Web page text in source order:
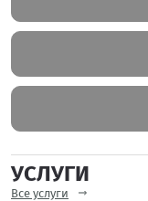
УСЛУГИ
Все услуги